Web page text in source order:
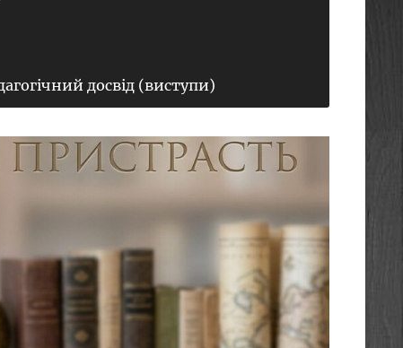
досвід (виступи)